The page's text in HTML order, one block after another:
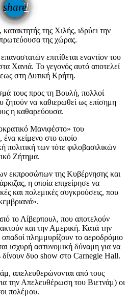
share
email
της Χιλής, ιδρύει την
της χώρας.
επιτίθεται εναντίον του
Χανιά. Το γεγονός αυτό αποτελεί
στη Δυτική Κρήτη.
τους προς τη Βουλή, πολλοί
ζητούν να καθιερωθεί ως επίσημη
η καθαρεύουσα.
Μανιφέστο» του
κείμενο στο οποίο
πολιτική των τότε φιλοβασιλικών
Ζήτημα.
εκπροσώπων της Κυβέρνησης και
η οποία επιχείρησε να
και πολεμικές συγκρούσεις, που
το Λίβερπουλ, που αποτελούν
και την Αμερική. Κατά την
πλημμυρίζουν το αεροδρόμιο
ισχυρή αστυνομική δύναμη για να
δίνουν δυο show στο Carnegie Hall.
απελευθερώνονται από τους
την Απελευθέρωση του Βιετνάμ) οι
πολέμου.